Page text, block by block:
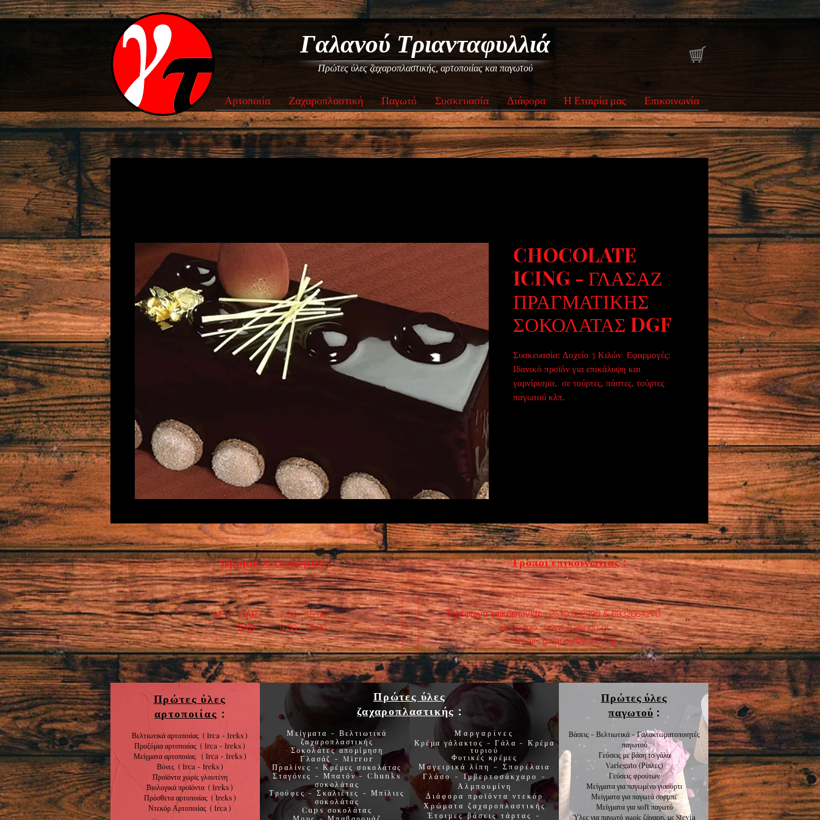
Γαλανού Τριανταφυλλιά
Πρώτες ύλες ζαχαροπλαστικής, αρτοποιίας και παγωτού
Αρτοποιία Ζαχαροπλαστική Παγωτό Συσκευασία Διάφορα Η Εταιρία μας Επικοινωνία
CHOCOLATE
ICING - ΓΛΑΣΑΖ
ΠΡΑΓΜΑΤΙΚΗΣ
ΣΟΚΟΛΑΤΑΣ DGF
Συσκευασία: Δοχείο 3 Κιλών  Εφαρμογές:
Ιδανικό προϊόν για επικάλυψη και
γαρνίρισμα,  σε τούρτες, πάστες, τούρτες
παγωτού κλπ.
Ωράριο λειτουργίας :
ΔΕΥ - ΠΑΡ : 7:30 - 15:00
​ ΣΑΒ : 9:00 - 14:00
Τρόποι επικοινωνίας :
Τηλέφωνα επικοινωνίας : 2510 392395 & 6932664270
webpage :www.galanou.gr
email :galanou@yahoo.gr
Πρώτες ύλες
αρτοποιίας :
Βελτιωτικά αρτοποιίας ( Irca - Ireks )
Προζύμια αρτοποιίας ( Irca - Ireks )
Μείγματα αρτοποιίας ( Irca - Ireks )
Βύνες ( Irca - Ireks )
Προϊόντα χωρίςγλουτένη
Βιολογικάπροϊόντα ( Ireks )
Πρόσθετα αρτοποιίας (Ireks )
Ντεκόρ Αρτοποιίας ( Irca )
Μείγματα - Βελτιωτικά
ζαχαροπλαστικής
Σοκολάτεςαπομίμηση
Γλασάζ - Mirror
Πραλίνες - Κρέμες σοκολάτας
Σταγόνες - Μπατόν-Chunks
σοκολάτας
Τρούφες-Σκαλιέτες -Μπίλιες
σοκολάτας
Cups σοκολάτας
Μαργαρίνες
Κρέμα γάλακτος - Γάλα - Κρέμα
τυριού
Φυτικές κρέμες
Μαγειρικά λίπη - Σπορέλαια
Γλάσο -Ιμβερτοσάκχαρο -
Αλμπουμίνη
Διάφορα προϊόντα ντεκόρ
Χρώματα ζαχαροπλαστικής
Έτοιμες βάσεις τάρτας
-
Πρώτες ύλες
παγωτού :
Βάσεις - Βελτιωτικά - Γαλακτωματοποιητές
παγωτού
Γεύσεις με βάση το γάλα
Variegato (Ρίπλες)
Γεύσειςφρούτων
Μείγματα γιαπαγωμένο γιαούρτι
Μείγματα γιαπαγωτά σορμπέ
Μείγματα γιαsoft παγωτό
Ύλες για παγωτό χωρίς ζάχαρη, με Stevia
Πρώτες ύλες
ζαχαροπλαστικής :